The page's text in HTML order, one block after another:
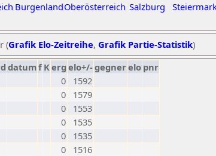
BurgenlandOberösterreich Salzburg
(Grafik Elo-Zeitreihe, Grafik Partie-Statistik)
datumf Kerg elo+/-gegnerelo pnr
0
1592
0
1579
0
1553
0
1535
0
1535
0
1516